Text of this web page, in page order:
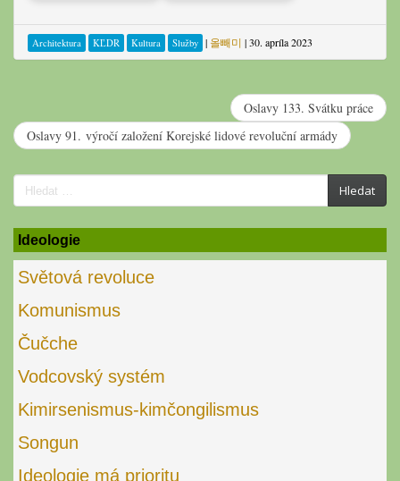
Architektura KĽDR Kultura Služby | 올빼미 |30. apríla 2023
Oslavy 133. Svátku práce
Oslavy 91. výročí založení Korejské lidové revoluční armády
Search
for:
Hledat
Ideologie
Světová revoluce
Komunismus
Čučche
Vodcovský systém
Kimirsenismus-kimčongilismus
Songun
Ideologie má prioritu